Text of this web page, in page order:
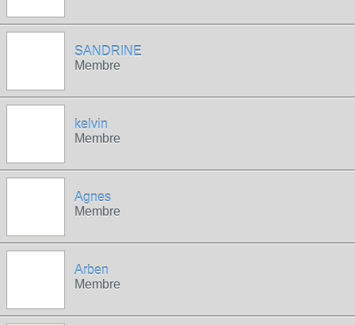
SANDRINE
Membre
kelvin
Membre
Agnes
Membre
Arben
Membre